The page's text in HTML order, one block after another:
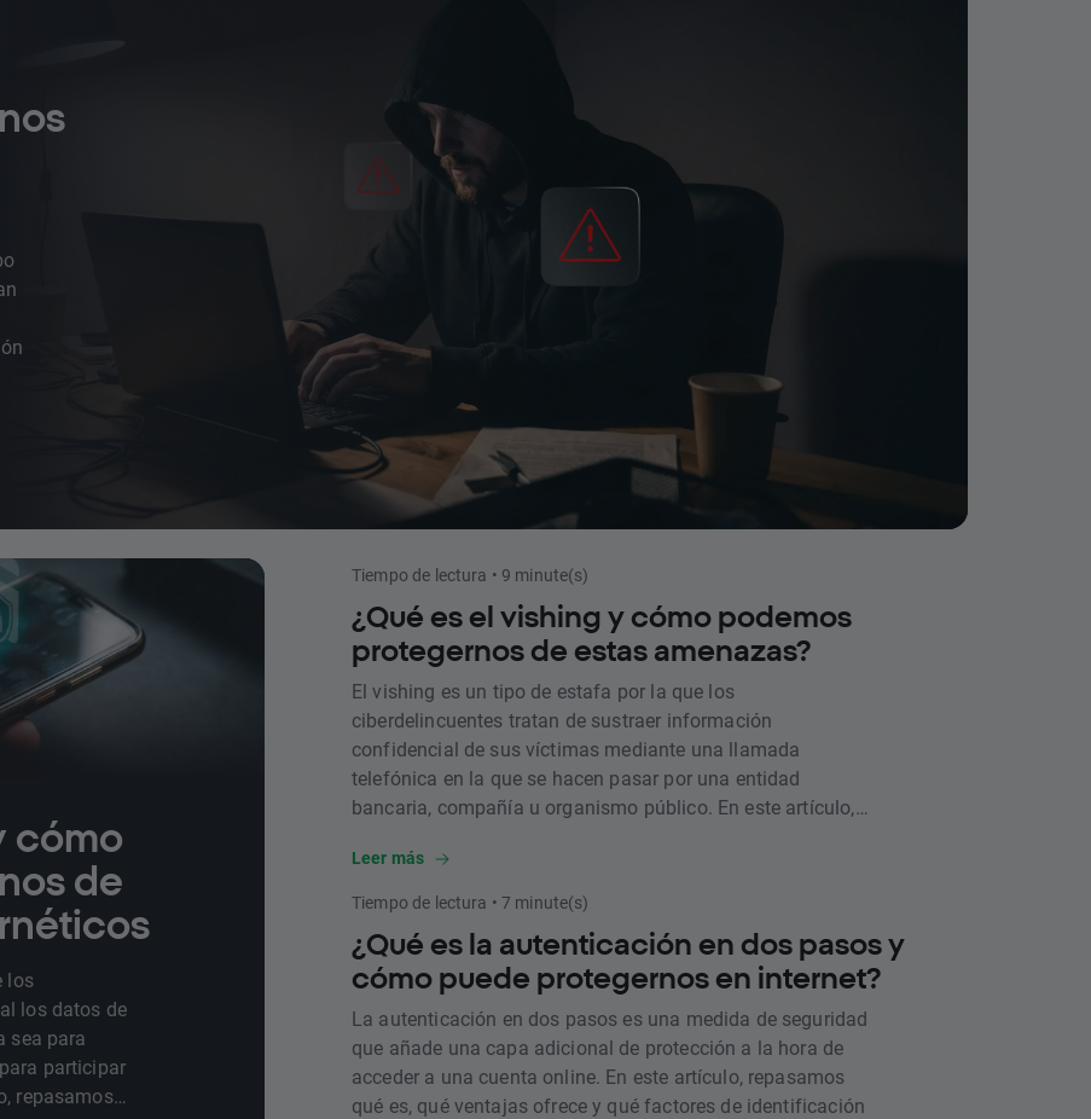
cómo
de
los
los datos de
sea para
participar
repasamos
Tiempo de lectura • 9 minute(s)
¿Qué es el vishing y cómo podemos
protegernos de estas amenazas?
El vishing es un tipo de estafa por la que los
ciberdelincuentes tratan de sustraer información
confidencial de sus víctimas mediante una llamada
telefónica en la que se hacen pasar por una entidad
bancaria, compañía u organismo público. En este artículo,
Leer más
Tiempo de lectura • 7 minute(s)
¿Qué es la autenticación en dos pasos y
cómo puede protegernos en internet?
La autenticación en dos pasos es una medida de seguridad
que añade una capa adicional de protección a la hora de
acceder a una cuenta online. En este artículo, repasamos
qué es, qué ventajas ofrece y qué factores de identificación